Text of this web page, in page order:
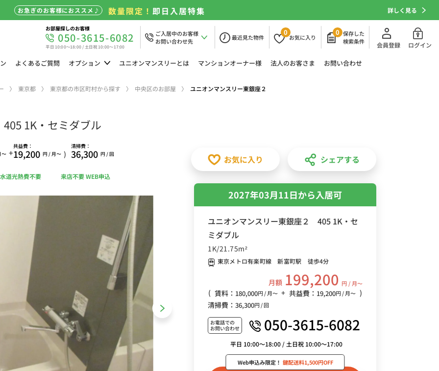
お急ぎのお客様におススメ♪ 数量限定！即日入居特集 詳しく見る
お部屋探しのお客様
050-3615-6082
平日 10:00～18:00 / 土日祝 10:00～17:00
ご入居中のお客様
お問い合わせ先
最近見た物件
0
お気に入り
0 保存した
検索条件
会員登録 ログイン
よくあるご質問 オプション ユニオンマンスリーとは マンションオーナー様 法人のお客さま お問い合わせ
東京都 東京都の市区町村から探す 中央区のお部屋 ユニオンマンスリー東銀座２
1K・セミダブル
〜 +
共益費：
19,200 円 / 月〜 )
清掃費：
36,300 円 / 回
水道光熱費不要 来店不要 WEB申込
お気に入り シェアする
2027年03月11日から入居可
ユニオンマンスリー東銀座２ 405 1K・セ
ミダブル
1K/21.75m²
東京メトロ有楽町線 新富町駅 徒歩4分
月額 199,200 円 / 月〜
( 賃料： 180,000円 / 月〜 + 共益費： 19,200円 / 月〜 )
清掃費： 36,300円 / 回
お電話での
お問い合わせ
050-3615-6082
平日 10:00～18:00 / 土日祝 10:00～17:00
Web申込み限定！ 鍵配送料1,500円OFF